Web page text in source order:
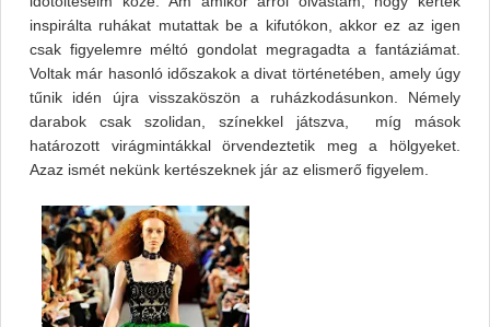
inspirálta ruhákat mutattak be a kifutókon, akkor ez az igen
csak figyelemre méltó gondolat megragadta a fantáziámat.
Voltak már hasonló időszakok a divat történetében, amely úgy
tűnik idén újra visszaköszön a ruházkodásunkon. Némely
darabok csak szolidan, színekkel játszva, míg mások
határozott virágmintákkal örvendeztetik meg a hölgyeket.
Azaz ismét nekünk kertészeknek jár az elismerő figyelem.